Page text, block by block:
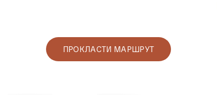
ПРОКЛАСТИ МАРШРУТ